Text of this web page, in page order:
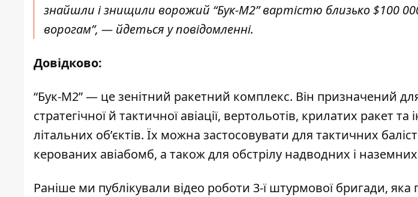
знайшли і знищили ворожий “Бук-М2” вартістю близько $100
ворогам”, — йдеться у повідомленні.
Довідково:
“Бук-М2” — це зенітний ракетний комплекс. Він призначений
стратегічної й тактичної авіації, вертольотів, крилатих ракет
літальних об’єктів. Їх можна застосовувати для тактичних
керованих авіабомб, а також для обстрілу надводних і
Раніше ми публікували відео роботи 3-ї штурмової бригади, яка